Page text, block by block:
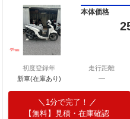
本体価格
初度登録年
新車(在庫あり)
走行距離
―
1分で完了！
【無料】見積・在庫確認